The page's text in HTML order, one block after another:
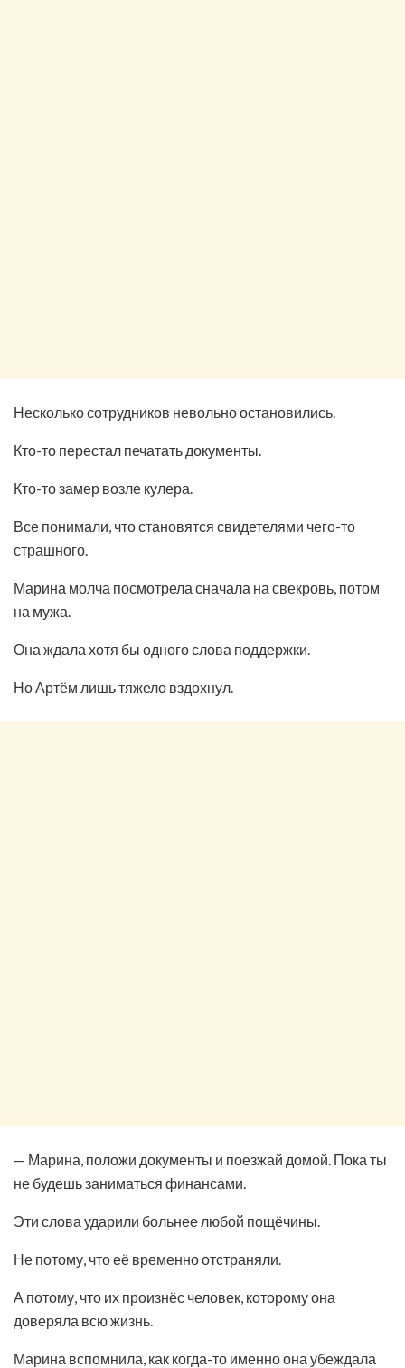
Несколько сотрудников невольно остановились.
Кто-то перестал печатать документы.
Кто-то замер возле кулера.
Все понимали, что становятся свидетелями чего-то
страшного.
Марина молча посмотрела сначала на свекровь, потом
на мужа.
Она ждала хотя бы одного слова поддержки.
Но Артём лишь тяжело вздохнул.
— Марина, положи документы и поезжай домой. Пока ты
не будешь заниматься финансами.
Эти слова ударили больнее любой пощёчины.
Не потому, что её временно отстраняли.
А потому, что их произнёс человек, которому она
доверяла всю жизнь.
Марина вспомнила, как когда-то именно она убеждала